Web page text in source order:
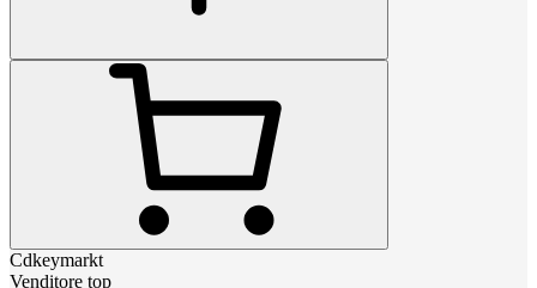
Cdkeymarkt
Venditore top